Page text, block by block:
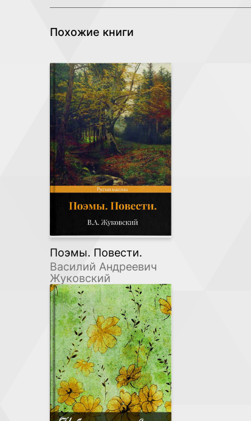
Похожие книги
Поэмы. Повести.
Василий Андреевич
Жуковский